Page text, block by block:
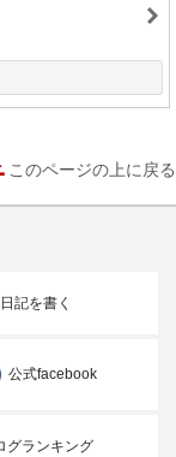
このページの上に戻る
日記を書く
公式facebook
グランキング